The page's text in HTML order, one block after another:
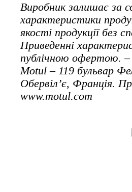
Виробник залишає за
характеристики
якості продукції без
Приведенні
публічною офертою. –
Motul – 119 бульвар
Обервіл’є, Франція.
www.motul.com